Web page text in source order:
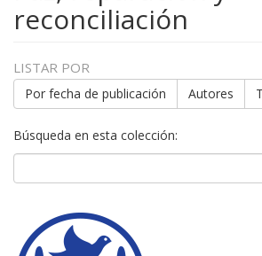
reconciliación
LISTAR POR
Por fecha de publicación Autores
Búsqueda en esta colección: